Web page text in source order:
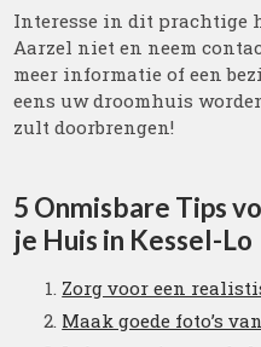
Interesse in dit prachtige
Aarzel niet en neem
meer informatie of een
eens uw droomhuis
zult doorbrengen!
5 Onmisbare Tips
je Huis in Kessel-Lo
Zorg voor een
Maak goede foto’s